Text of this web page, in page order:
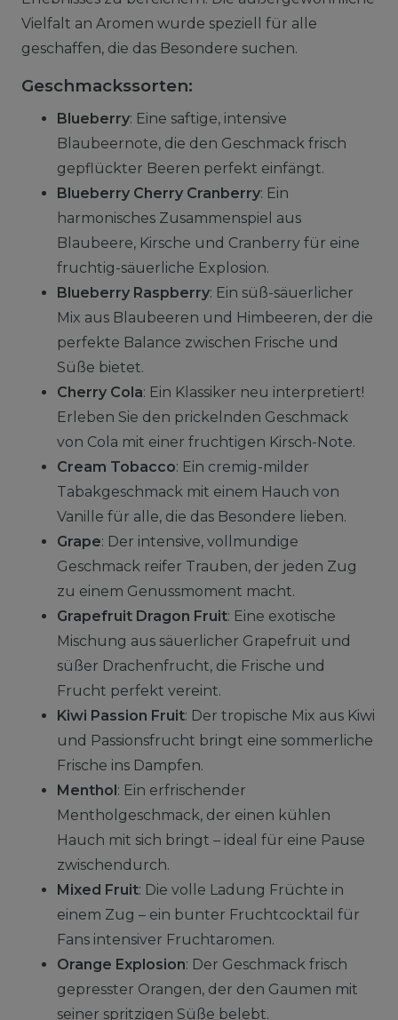
Vielfalt an Aromen wurde speziell für alle
geschaffen, die das Besondere suchen.
Geschmackssorten:
Blueberry: Eine saftige, intensive
Blaubeernote, die den Geschmack frisch
gepflückter Beeren perfekt einfängt.
Blueberry Cherry Cranberry: Ein
harmonisches Zusammenspiel aus
Blaubeere, Kirsche und Cranberry für eine
fruchtig-säuerliche Explosion.
Blueberry Raspberry: Ein süß-säuerlicher
Mix aus Blaubeeren und Himbeeren, der die
perfekte Balance zwischen Frische und
Süße bietet.
Cherry Cola: Ein Klassiker neu interpretiert!
Erleben Sie den prickelnden Geschmack
von Cola mit einer fruchtigen Kirsch-Note.
Cream Tobacco: Ein cremig-milder
Tabakgeschmack mit einem Hauch von
Vanille für alle, die das Besondere lieben.
Grape: Der intensive, vollmundige
Geschmack reifer Trauben, der jeden Zug
zu einem Genussmoment macht.
Grapefruit Dragon Fruit: Eine exotische
Mischung aus säuerlicher Grapefruit und
süßer Drachenfrucht, die Frische und
Frucht perfekt vereint.
Kiwi Passion Fruit: Der tropische Mix aus Kiwi
und Passionsfrucht bringt eine sommerliche
Frische ins Dampfen.
Menthol: Ein erfrischender
Mentholgeschmack, der einen kühlen
Hauch mit sich bringt – ideal für eine Pause
zwischendurch.
Mixed Fruit: Die volle Ladung Früchte in
einem Zug – ein bunter Fruchtcocktail für
Fans intensiver Fruchtaromen.
Orange Explosion: Der Geschmack frisch
gepresster Orangen, der den Gaumen mit
seiner spritzigen Süße belebt.